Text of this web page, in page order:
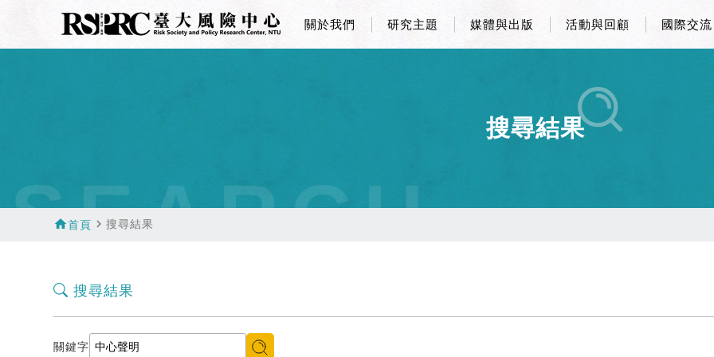
關於我們 研究主題 媒體與出版 活動與回顧 國際交流
搜尋結果
SEARCH
home首頁 navigate_next搜尋結果
搜尋結果
關鍵字